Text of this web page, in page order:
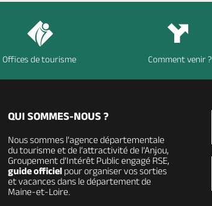
Offices de tourisme Comment venir ?
QUI SOMMES-NOUS ?
Nous sommes l’agence départementale
du tourisme et de l’attractivité de l’Anjou,
Groupement d’Intérêt Public engagé RSE,
guide officielpour organiser vos sorties
et vacances dans le département de
Maine-et-Loire.